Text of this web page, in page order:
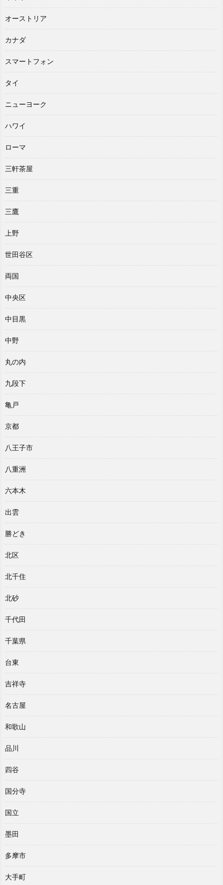
オーストリア
カナダ
スマートフォン
タイ
ニューヨーク
ハワイ
ローマ
三軒茶屋
三重
三鷹
上野
世田谷区
両国
中央区
中目黒
中野
丸の内
九段下
亀戸
京都
八王子市
八重洲
六本木
出雲
勝どき
北区
北千住
北砂
千代田
千葉県
台東
吉祥寺
名古屋
和歌山
品川
四谷
国分寺
国立
墨田
多摩市
大手町